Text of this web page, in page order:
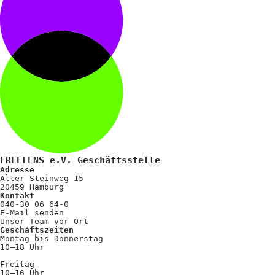
FREELENS e.V. Geschäftsstelle
Adresse
Alter Steinweg 15
20459 Hamburg
Kontakt
040-30 06 64-0
E-Mail senden
Unser Team vor Ort
Geschäftszeiten
Montag bis Donnerstag
10–18 Uhr
Freitag
10–16 Uhr